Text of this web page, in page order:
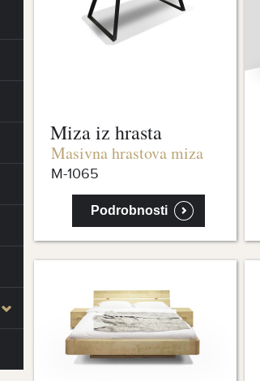
Miza iz hrasta
Masivna hrastova miza
M-1065
Podrobnosti